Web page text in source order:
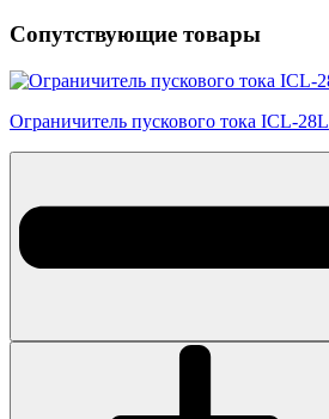
Сопутствующие товары
Ограничитель пускового тока ICL-28L